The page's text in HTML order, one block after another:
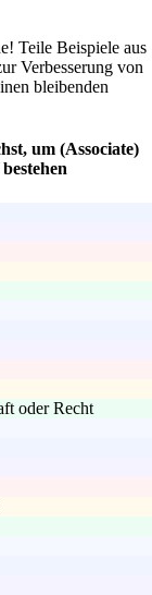
Teile Beispiele aus
Verbesserung von
bleibenden
um (Associate)
oder Recht